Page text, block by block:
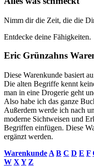
Nimm dir die Zeit, die die
Entdecke deine Fähigkeiten.
Eric Grünzahns
Diese Warenkunde basiert
Die alten Begriffe kennt
man in eine Drogerie geht
Also habe ich das ganze
Außerdem werde ich nach
moderne Sichtweisen und
Begriffen einfügen. Diese
ergänzt werden.
Warenkunde A B C D E F
W X Y Z